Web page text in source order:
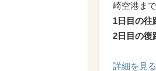
崎空港ま
1日目の往
2日目の復
詳細を見る